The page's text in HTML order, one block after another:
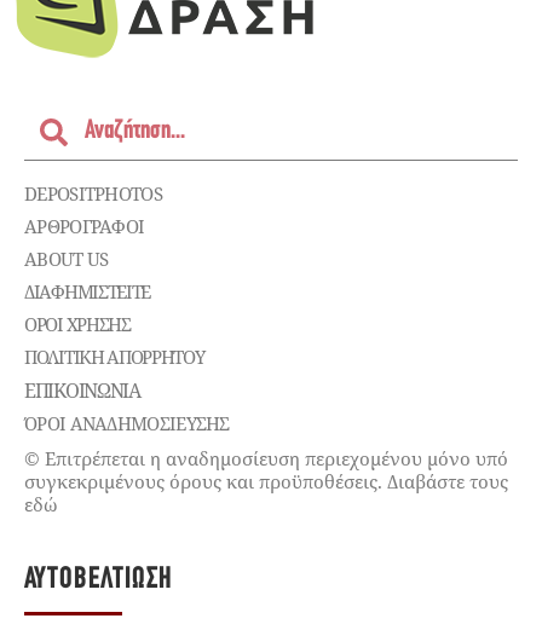
DEPOSITPHOTOS
ΑΡΘΡΟΓΡΑΦΟΙ
ABOUT US
ΔΙΑΦΗΜΙΣΤΕΊΤΕ
ΌΡΟΙ ΧΡΉΣΗΣ
ΠΟΛΙΤΙΚΉ ΑΠΟΡΡΉΤΟΥ
ΕΠΙΚΟΙΝΩΝΊΑ
ΌΡΟΙ ΑΝΑΔΗΜΟΣΙΕΥΣΗΣ
© Επιτρέπεται η αναδημοσίευση περιεχομένου μόνο υπό
συγκεκριμένους όρους και προϋποθέσεις. Διαβάστε τους
εδώ
ΑΥΤΟΒΕΛΤΊΩΣΗ